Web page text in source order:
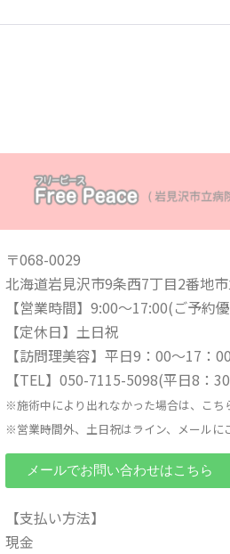
〒068-0029
北海道岩見沢市9条西7丁目2番地
【営業時間】9:00〜17:00(ご予約
【定休日】土日祝
【訪問理美容】平日9：00〜17：
【TEL】050-7115-5098(平日8：
※施術中により出れなかった場合は、こち
※営業時間外、土日祝はライン、メールに
メールでお問い合わせはこちら
【支払い方法】
現金